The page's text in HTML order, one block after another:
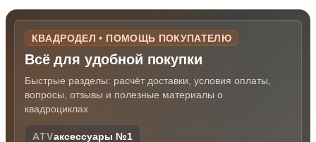
КВАДРОДЕЛ • ПОМОЩЬ ПОКУПАТЕЛЮ
Всё для удобной покупки
Быстрые разделы: расчёт доставки, условия оплаты,
вопросы, отзывы и полезные материалы о
квадроциклах.
ATVаксессуары №1